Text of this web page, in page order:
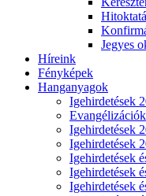
Jegyes
Híreink
Fényképek
Hanganyagok
Igehirdetések
Evangélizációk
Igehirdetések
Igehirdetések
Igehirdetések
Igehirdetések
Igehirdetések